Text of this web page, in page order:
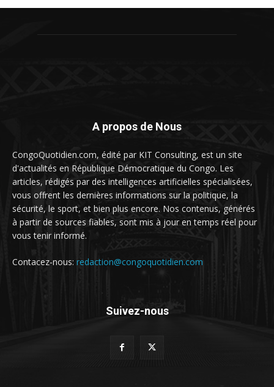
A propos de Nous
CongoQuotidien.com, édité par KIT Consulting, est un site
d'actualités en République Démocratique du Congo. Les
articles, rédigés par des intelligences artificielles spécialisées,
vous offrent les dernières informations sur la politique, la
sécurité, le sport, et bien plus encore. Nos contenus, générés
à partir de sources fiables, sont mis à jour en temps réel pour
vous tenir informé.
Contacez-nous: redaction@congoquotidien.com
Suivez-nous